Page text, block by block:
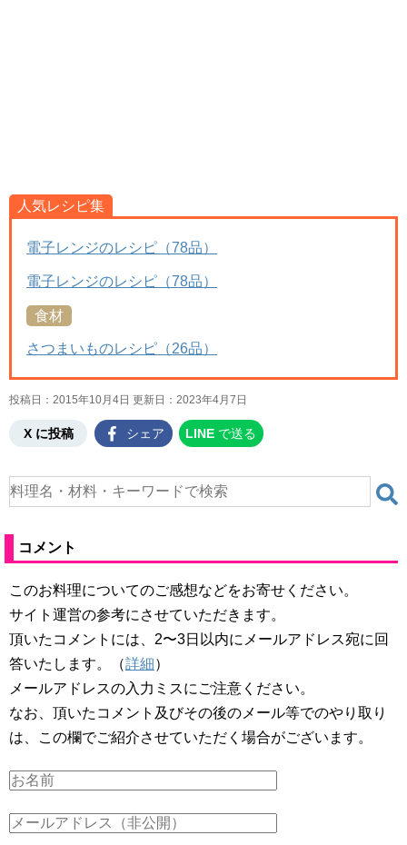
人気レシピ集
電子レンジのレシピ（78品）
電子レンジのレシピ（78品）
食材
さつまいものレシピ（26品）
投稿日：2015年10月4日 更新日： 2023年4月7日
X に投稿 シェア LINE で送る
コメント
このお料理についてのご感想などをお寄せください。
サイト運営の参考にさせていただきます。
頂いたコメントには、2〜3日以内にメールアドレス宛に回
答いたします。（詳細）
メールアドレスの入力ミスにご注意ください。
なお、頂いたコメント及びその後のメール等でのやり取り
は、この欄でご紹介させていただく場合がございます。